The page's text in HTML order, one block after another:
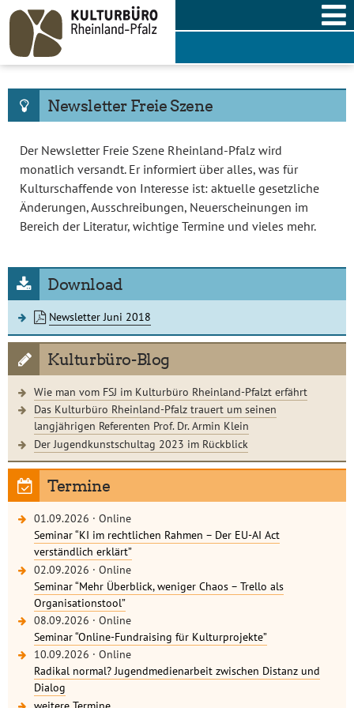
Skip
content
Newsletter Freie Szene
Der Newsletter Freie Szene Rheinland-Pfalz wird
monatlich versandt. Er informiert über alles, was für
Kulturschaffende von Interesse ist: aktuelle gesetzliche
Änderungen, Ausschreibungen, Neuerscheinungen im
Bereich der Literatur, wichtige Termine und vieles mehr.
Download
Newsletter Juni 2018
Kulturbüro-Blog
Wie man vom FSJ im Kulturbüro Rheinland-Pfalzt erfährt
Das Kulturbüro Rheinland-Pfalz trauert um seinen
langjährigen Referenten Prof. Dr. Armin Klein
Der Jugendkunstschultag 2023 im Rückblick
Termine
01.09.2026 · Online
Seminar “KI im rechtlichen Rahmen – Der EU-AI Act
verständlich erklärt”
02.09.2026 · Online
Seminar “Mehr Überblick, weniger Chaos – Trello als
Organisationstool”
08.09.2026 · Online
Seminar “Online-Fundraising für Kulturprojekte”
10.09.2026 · Online
Radikal normal? Jugendmedienarbeit zwischen Distanz und
Dialog